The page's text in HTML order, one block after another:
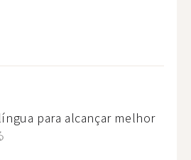
para alcançar melhor